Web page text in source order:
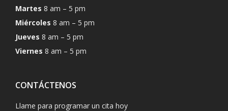
Martes 8 am – 5 pm
Miércoles 8 am – 5 pm
Jueves 8 am – 5 pm
Viernes 8 am – 5 pm
CONTÁCTENOS
Llame para programar un cita hoy